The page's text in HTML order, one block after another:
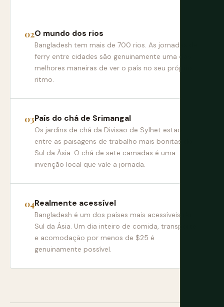
O mundo dos rios
Bangladesh tem mais de 700 rios. As jornadas de
ferry entre cidades são genuinamente uma das
melhores maneiras de ver o país no seu próprio
ritmo.
País do chá de Srimangal
Os jardins de chá da Divisão de Sylhet estão
entre as paisagens de trabalho mais bonitas do
Sul da Ásia. O chá de sete camadas é uma
invenção local que vale a jornada.
Realmente acessível
Bangladesh é um dos países mais acessíveis do
Sul da Ásia. Um dia inteiro de comida, transporte
e acomodação por menos de $25 é
genuinamente possível.